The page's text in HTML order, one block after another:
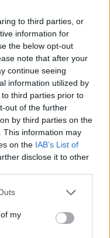
to third parties, or
information for
the below opt-out
note that after your
continue seeing
information utilized by
third parties prior to
out of the further
by third parties on the
This information may
on the IAB’s List of
disclose it to other
my
në Gjermani,
tre anëtarë të një
Ferizaji që po
nga Kosova
robotët
me pamje njerëzore
afatgjatë
sjell sërish makinën e
elektrike me dy